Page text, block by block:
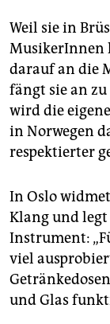
Weil sie in
MusikerInnen
darauf an die
fängt sie an
wird die
in Norwegen
respektierter
In Oslo
Klang und
Instrument:
viel
und Glas